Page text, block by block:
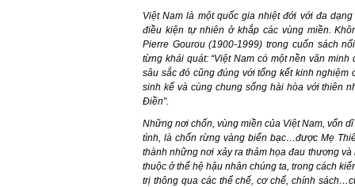
Việt Nam là một quốc gia nhiệt đới với đa
điều kiện tự nhiên ở khắp các vùng miền.
Pierre Gourou (1900-1999) trong cuốn sách
từng khái quát: “Việt Nam có một nền văn
sâu sắc đó cũng đúng với tổng kết kinh
sinh kế và cùng chung sống hài hòa với thiên
Điền”.
Những nơi chốn, vùng miền của Việt Nam, vốn
tình, là chốn rừng vàng biển bạc…được Mẹ
thành những nơi xảy ra thảm họa đau thương
thuộc ở thế hệ hậu nhân chúng ta, trong cách
trị thông qua các thể chế, cơ chế, chính